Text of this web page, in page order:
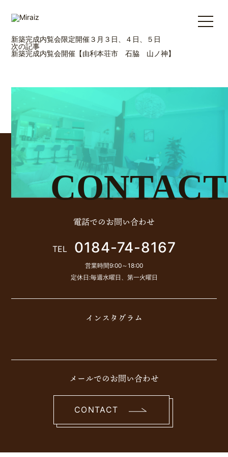
由利本荘市船ヶ台で内覧会開催予定。７月１５.１６.１７. ２２.
２３ 限定事前予約なしでご内覧いただけます。
船ヶ台内覧会
新築完成内覧会限定開催３月３日、４日、５日
次の記事
新築完成内覧会開催【由利本荘市 石脇 山ノ神】
CONTACT
電話でのお問い合わせ
TEL 0184-74-8167
営業時間9:00～18:00
定休日:毎週水曜日、第一火曜日
インスタグラム
メールでのお問い合わせ
CONTACT